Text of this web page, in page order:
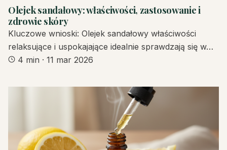
Olejek sandałowy: właściwości, zastosowanie i
zdrowie skóry
Kluczowe wnioski: Olejek sandałowy właściwości
relaksujące i uspokajające idealnie sprawdzają się w…
4 min · 11 mar 2026